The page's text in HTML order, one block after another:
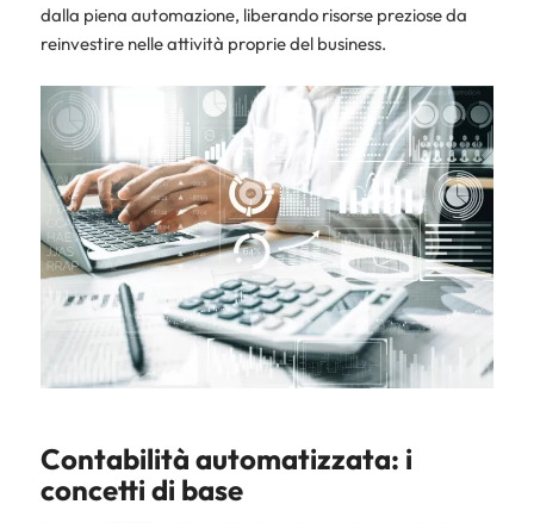
dalla piena automazione, liberando risorse preziose da
reinvestire nelle attività proprie del business.
Contabilità automatizzata: i
concetti di base